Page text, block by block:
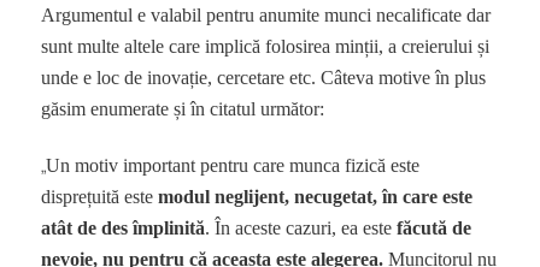
Argumentul e valabil pentru anumite munci necalificate dar
sunt multe altele care implică folosirea minții, a creierului și
unde e loc de inovație, cercetare etc. Câteva motive în plus
găsim enumerate și în citatul următor:
„Un motiv important pentru care munca fizică este
disprețuită estemodul neglijent, necugetat, în care este
atât de des împlinită. În aceste cazuri, ea estefăcută de
nevoie, nu pentru că aceasta este alegerea. Muncitorul nu